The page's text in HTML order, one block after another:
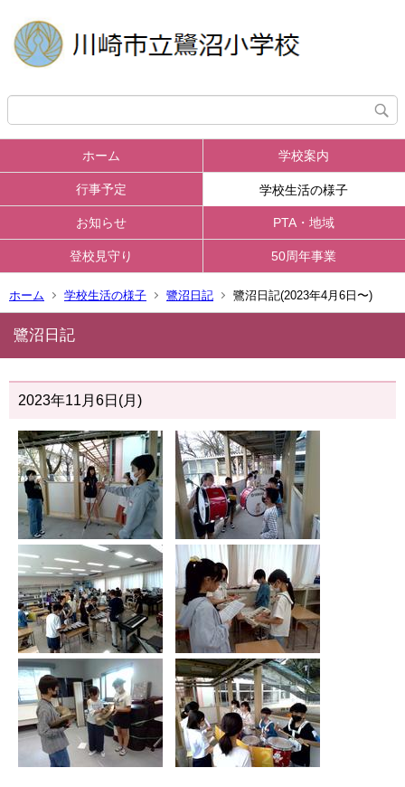
ホーム 学校案内
行事予定 学校生活の様子
お知らせ PTA・地域
登校見守り 50周年事業
ホーム 学校生活の様子 鷺沼日記 鷺沼日記(2023年4月6日〜)
鷺沼日記
2023年11月6日(月)